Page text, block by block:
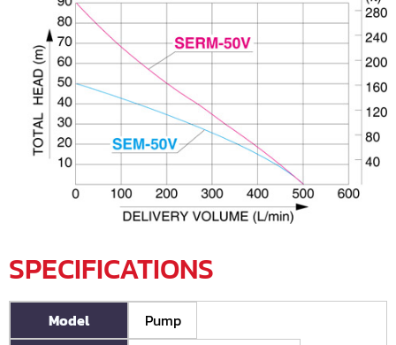
SPECIFICATIONS
Model
Pump